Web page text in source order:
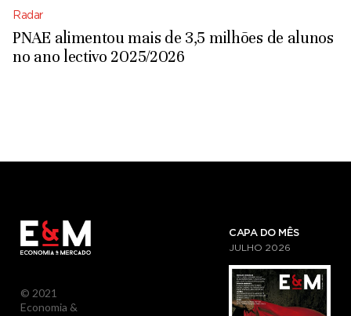
Radar
PNAE alimentou mais de 3,5 milhões de alunos
no ano lectivo 2025/2026
© 2021
Economia &
CAPA DO MÊS
JULHO 2026